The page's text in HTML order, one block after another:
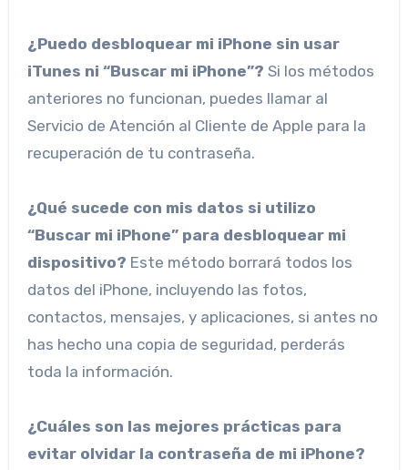
¿Puedo desbloquear mi iPhone sin usar
iTunes ni “Buscar mi iPhone”? Si los métodos
anteriores no funcionan, puedes llamar al
Servicio de Atención al Cliente de Apple para la
recuperación de tu contraseña.
¿Qué sucede con mis datos si utilizo
“Buscar mi iPhone” para desbloquear mi
dispositivo? Este método borrará todos los
datos del iPhone, incluyendo las fotos,
contactos, mensajes, y aplicaciones, si antes no
has hecho una copia de seguridad, perderás
toda la información.
¿Cuáles son las mejores prácticas para
evitar olvidar la contraseña de mi iPhone?